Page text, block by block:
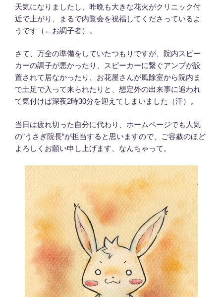
天気になりましたし、昨晩も大きな花火がクリニック付
近で上がり、まるで内覧会を祝福してくださっているよ
うです（←お調子者）。
さて、万全の準備をしていたつもりですが、院内スピー
カーの調子が悪かったり、スピーカーに繋ぐアンプが設
置されて居なかったり、お花屋さんが風除室から院内ま
で土足で入って来られたりと、想定外の出来事に追われ
て気付けば深夜2時30分を迎えてしまいました（汗）。
当日は疲れ切った自分に代わり、ホームページでも人気
の”うさぎ院長”が担当すると思いますので、ご容赦のほど
よろしくお願い申し上げます、なんちゃって。